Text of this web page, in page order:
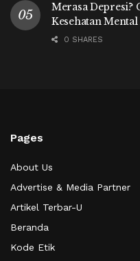
Merasa Depresi?
Kesehatan
0 SHARES
Pages
About Us
Advertise & Media Partner
Artikel Terbar-U
Beranda
Kode Etik